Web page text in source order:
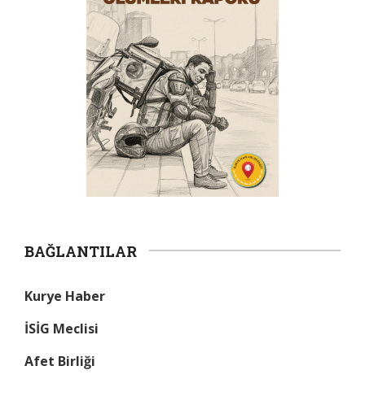
BAĞLANTILAR
Kurye Haber
İSİG Meclisi
Afet Birliği